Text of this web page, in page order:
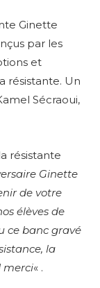
Ginette
par les
et
résistante. Un
Sécraoui,
résistante
Ginette
de votre
élèves de
ce banc gravé
la
merci« .